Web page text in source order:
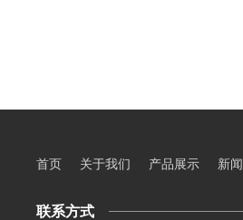
首页 关于我们 产品展示 新
联系方式